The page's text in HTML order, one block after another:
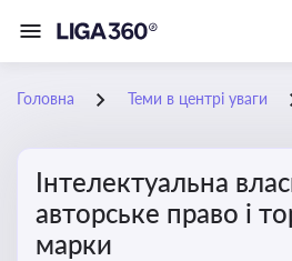
Головна Теми в центрі уваги
Інтелектуальна
авторське право і
марки